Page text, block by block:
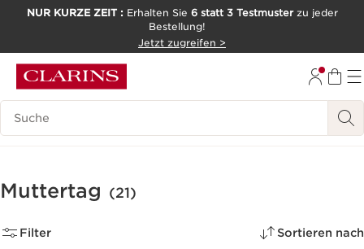
NUR KURZE ZEIT : Erhalten Sie 6 statt 3 Testmusterzu jeder
Bestellung!
Jetzt zugreifen >
Legende suchen
Muttertag (21)
Filter Sortieren nach